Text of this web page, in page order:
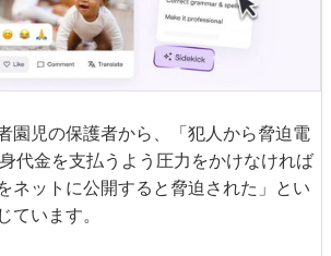
園児の保護者から、「犯人から脅迫電
代金を支払うよう圧力をかけなければ
ネットに公開すると脅迫された」とい
ています。